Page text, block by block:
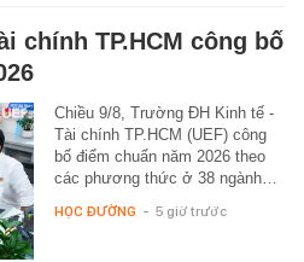
chính TP.HCM công bố
Chiều 9/8, Trường ĐH Kinh tế -
Tài chính TP.HCM (UEF) công
bố điểm chuẩn năm 2026 theo
các phương thức ở 38 ngành…
HỌC ĐƯỜNG - 5 giờ trước